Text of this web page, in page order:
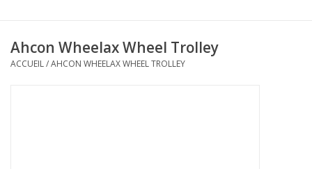
Motorsport Merchandise
Ahcon Wheelax Wheel Trolley
ACCUEIL/AHCON WHEELAX WHEEL TROLLEY